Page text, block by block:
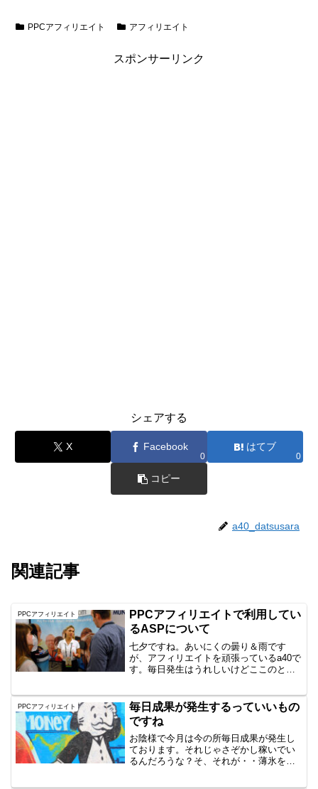
PPCアフィリエイト アフィリエイト
スポンサーリンク
シェアする
X Facebook
0
はてブ
0
コピー
a40_datsusara
関連記事
PPCアフィリエイト
PPCアフィリエイトで利用してい
るASPについて
七夕ですね。あいにくの曇り＆雨です
が、アフィリエイトを頑張っているa40で
す。毎日発生はうれしいけどここのとこ
も黒字になったので良かったのですが、
14000円発生で広...
PPCアフィリエイト
毎日成果が発生するっていいもの
ですね
お陰様で今月は今の所毎日成果が発生し
ております。それじゃさぞかし稼いでい
るんだろうな？そ、それが・・薄氷を踏